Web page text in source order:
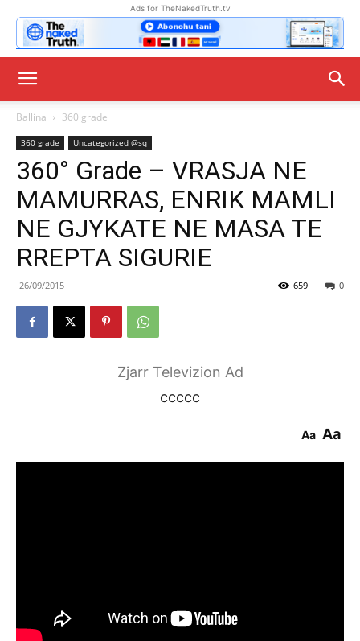
Ads for TheNakedTruth.tv
Ballina 360 grade
360 grade Uncategorized @sq
360° Grade – VRASJA NE
MAMURRAS, ENRIK MAMLI
NE GJYKATE NE MASA TE
RREPTA SIGURIE
26/09/2015 0
659
Zjarr Televizion Ad
ccccc
Aa Aa